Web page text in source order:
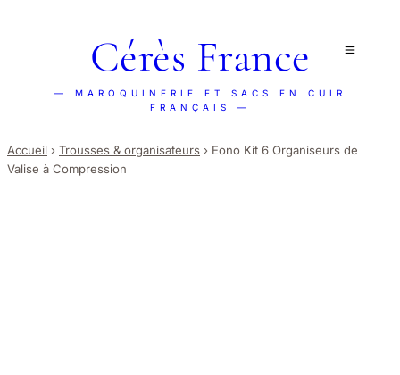
Cérès France
— MAROQUINERIE ET SACS EN CUIR
FRANÇAIS —
Accueil › Trousses & organisateurs › Eono Kit 6 Organiseurs de
Valise à Compression